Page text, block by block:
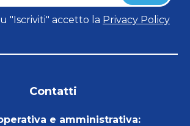
"Iscriviti" accetto la Privacy Policy
Contatti
e amministrativa: